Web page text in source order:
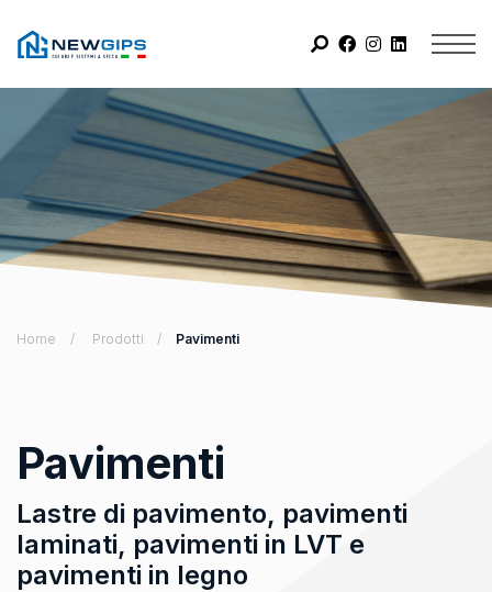
Home Prodotti Pavimenti
Pavimenti
Lastre di pavimento, pavimenti
laminati, pavimenti in LVT e
pavimenti in legno